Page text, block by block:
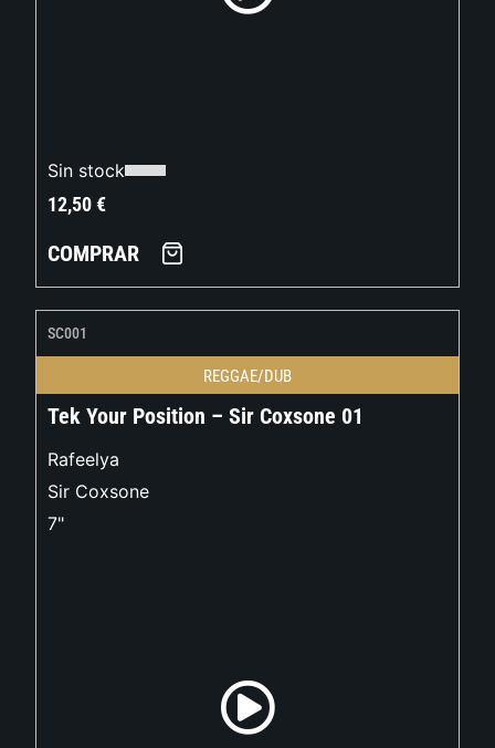
Sin stock
12,50€
COMPRAR
SC001
REGGAE/DUB
Tek Your Position – Sir Coxsone 01
Rafeelya
Sir Coxsone
7"